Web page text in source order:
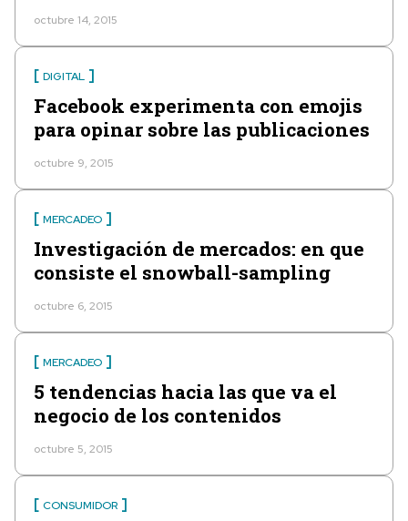
octubre 14, 2015
DIGITAL
Facebook experimenta con emojis
para opinar sobre las publicaciones
octubre 9, 2015
MERCADEO
Investigación de mercados: en que
consiste el snowball-sampling
octubre 6, 2015
MERCADEO
5 tendencias hacia las que va el
negocio de los contenidos
octubre 5, 2015
CONSUMIDOR